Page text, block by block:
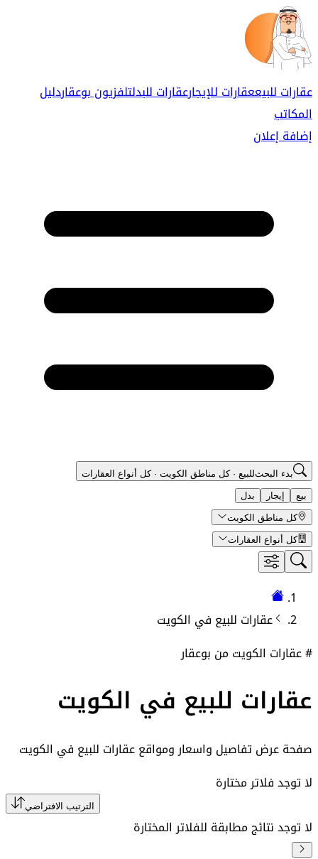
عقارات للبيععقارات للإيجارعقارات للبدلتلفزيون بوعقاردليل
المكاتب
إضافة إعلان
بدء البحثللبيع ·كل مناطق الكويت · كل أنواع العقارات
بيع إيجار بدل
كل مناطق الكويت
كل أنواع العقارات
عقارات للبيع في الكويت
# عقارات الكويت من بوعقار
عقارات للبيع في الكويت
صفحة عرض تفاصيل واسعار ومواقععقارات للبيع في الكويت
لا توجد فلاتر مختارة
الترتيب الافتراضي
لا توجد نتائج مطابقة للفلاتر المختارة